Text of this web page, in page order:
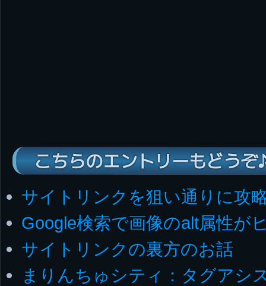
こちらのエントリーもどうぞ
サイトリンクを狙い通りに攻
Google検索で画像のalt属性が
サイトリンクの裏方のお話
まりんちゅシティ：タグアシ